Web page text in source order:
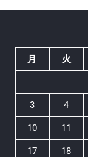
月
火
3 4
10 11
17 18